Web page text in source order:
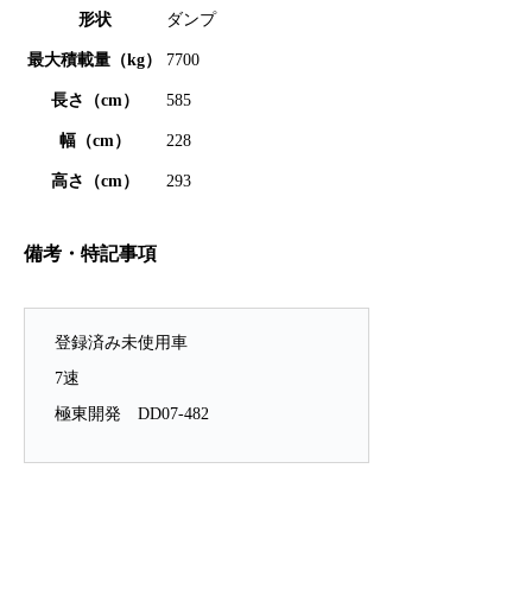
形状 ダンプ
最大積載量（kg） 7700
長さ（cm） 585
幅（cm） 228
高さ（cm） 293
備考・特記事項
登録済み未使用車
7速
極東開発 DD07-482